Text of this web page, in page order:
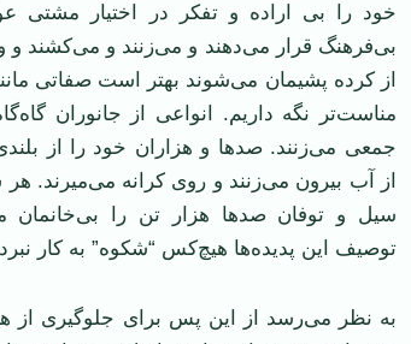
خود را بی اراده و تفکر در اختیار مشتی
بی‌فرهنگ قرار می‌دهند و می‌زنند و می‌کشند و
از کرده پشیمان می‌شوند بهتر است صفاتی
مناست‌تر نگه داریم. انواعی از جانوران
جمعی می‌زنند. صد‌ها و هزاران خود را از
از آب بیرون می‌زنند و روی کرانه می‌میرند.
سیل و توفان صدها هزار تن را بی‌خانمان
توصیف این پدیده‌ها هیچ‌کس “شکوه” به کار
به نظر می‌رسد از این پس برای جلوگیری از